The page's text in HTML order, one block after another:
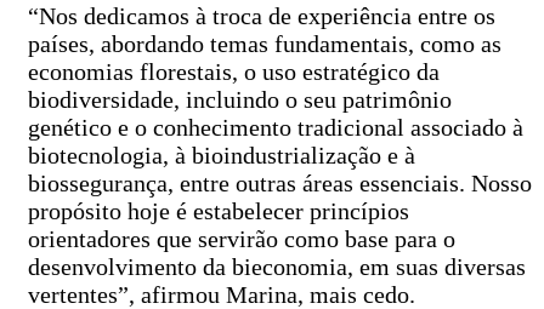
“Nos dedicamos à troca de experiência entre os
países, abordando temas fundamentais, como as
economias florestais, o uso estratégico da
biodiversidade, incluindo o seu patrimônio
genético e o conhecimento tradicional associado à
biotecnologia, à bioindustrialização e à
biossegurança, entre outras áreas essenciais. Nosso
propósito hoje é estabelecer princípios
orientadores que servirão como base para o
desenvolvimento da bieconomia, em suas diversas
vertentes”, afirmou Marina, mais cedo.